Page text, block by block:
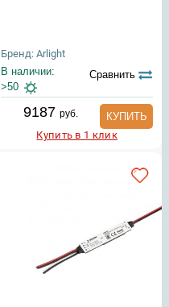
Бренд: Arlight
В наличии:
>50
Сравнить
9187 руб.
КУПИТЬ
Купить в 1 клик